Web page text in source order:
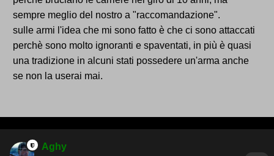
sempre meglio del nostro a "raccomandazione".
sulle armi l'idea che mi sono fatto è che ci sono attaccati
perchè sono molto ignoranti e spaventati, in più è quasi
una tradizione in alcuni stati possedere un'arma anche
se non la userai mai.
Aghy